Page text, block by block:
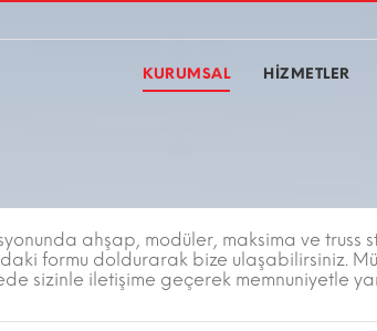
KURUMSAL HİZMETLER
ahşap, modüler, maksima ve truss
formu doldurarak bize ulaşabilirsiniz.
sizinle iletişime geçerek memnuniyetle